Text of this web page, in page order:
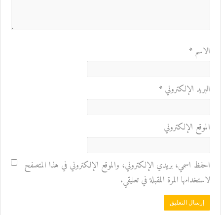
الاسم*
البريد الإلكتروني*
الموقع الإلكتروني
احفظ اسمي، بريدي الإلكتروني، والموقع الإلكتروني في هذا المتصفح
لاستخدامها المرة المقبلة في تعليقي.